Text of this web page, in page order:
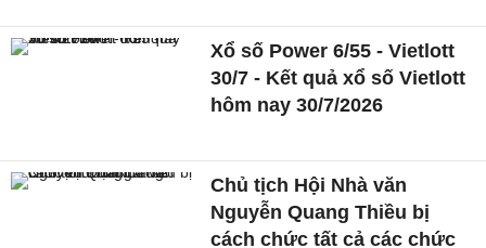
Xổ số Power 6/55 - Vietlott
30/7 - Kết quả xổ số Vietlott
hôm nay 30/7/2026
Chủ tịch Hội Nhà văn
Nguyễn Quang Thiều bị
cách chức tất cả các chức